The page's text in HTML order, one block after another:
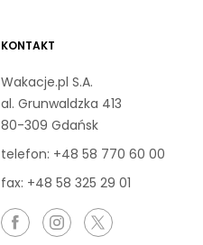
KONTAKT
Wakacje.pl S.A.
al. Grunwaldzka 413
80-309 Gdańsk
telefon: +48 58 770 60 00
fax: +48 58 325 29 01